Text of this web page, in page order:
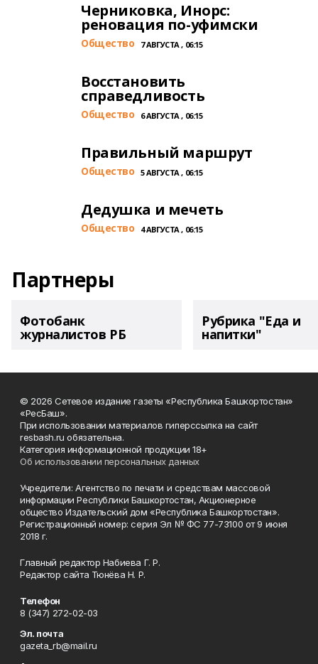
Черниковка, Инорс:
реновация по-уфимски
Общество 7 АВГУСТА , 06:15
Восстановить
справедливость
Общество 6 АВГУСТА , 06:15
Правильный маршрут
Общество 5 АВГУСТА , 06:15
Дедушка и мечеть
Общество 4 АВГУСТА , 06:15
Партнеры
Фотобанк
журналистов РБ
Рубрика "Еда и
напитки"
© 2026 Сетевое издание газеты «Республика Башкортостан»
«РесБаш».
При использовании материалов гиперссылка на сайт
resbash.ru обязательна.
Категория информационной продукции 18+
Об использовании персональных данных
Учредители: Агентство по печати и средствам массовой
информации Республики Башкортостан, Акционерное
общество Издательский дом «Республика Башкортостан».
Регистрационный номер: серия Эл № ФС 77-73100 от 9 июня
2018 г.
Главный редактор Набиева Г. Р.
Редактор сайта Тюнёва Н. Р.
Телефон
8 (347) 272-02-03
Эл. почта
gazeta_rb@mail.ru